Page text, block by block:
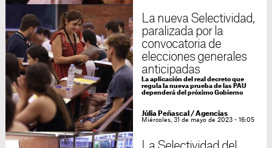
La nueva Selectividad,
paralizada por la
convocatoria de
elecciones generales
anticipadas
La aplicación del real decreto que
regula la nueva prueba de las PAU
dependerá del próximo Gobierno
Júlia Peñascal /Agencias
Miércoles, 31 de mayo de 2023 - 16:05